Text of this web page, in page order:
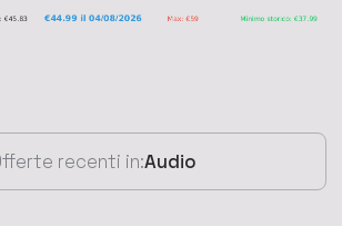
recenti in:Audio